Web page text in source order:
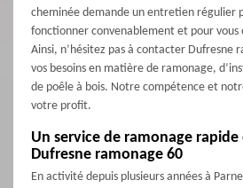
cheminée demande un entretien régulier
fonctionner convenablement et pour
Ainsi, n’hésitez pas à contacter Dufresne
vos besoins en matière de ramonage,
de poêle à bois. Notre compétence et
votre profit.
Un service de ramonage
Dufresne ramonage 60
En activité depuis plusieurs années à